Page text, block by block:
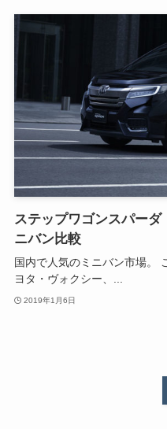
ステップワゴンスパーダ
ニバン比較
国内で人気のミニバン市場。
ヨタ・ヴォクシー、...
2019年1月6日